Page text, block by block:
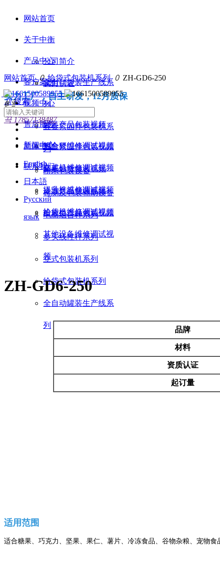
网站首页
关于中衡
公司简介
实力认证
产品中心
全自动袋装生产线系
列
五金紧固件包装机系
列
粉末包装设备
检测及包装辅助设备
电脑组合秤系列
多头线性秤系列
立式包装机系列
给袋式包装机系列
全自动罐装生产线系
列
客户案例
视频中心
罐装产品包装视频
五金紧固件包装视频
坚果炒货包装视频
冷冻产品包装视频
粉末类产品包装视频
售后服务
组合秤维修调试视频
立式机维修调试视频
提升机维修调试视频
给袋机维修调试视频
其他设备维修调试视
频
新闻中心
联系我们
实力工厂，自主研发，12月质保
끠 搜索
끅 17857138487
简体中文
English
日本語
Русский
язык
网站首页 ꄲ 给袋式包装机系列 ꄲ ZH-GD6-250
ꁆ ꁇ
ZH-GD6-250
品牌
材料
资质认证
起订量
适用范围
适合糖果、巧克力、坚果、果仁、薯片、冷冻食品、谷物杂粮、宠物